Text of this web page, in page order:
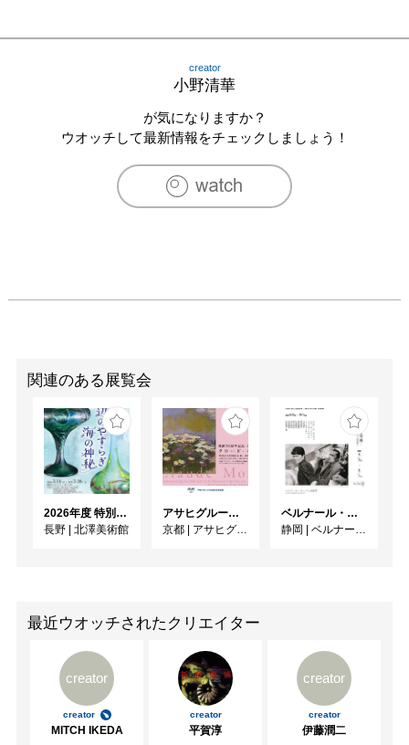
creator
小野清華
が気になりますか？
ウオッチして最新情報をチェックしましょう！
関連のある展覧会
2026年度 特別展「ガレとドーム、アール･ヌーヴォーのガラス 水辺のやすらぎ、海の神秘」
長野 | 北澤美術館
アサヒグループ大山崎山荘美術館 開館30周年記念展「没後100年 クロード・モネ」
京都 | アサヒグループ大山崎山荘美術館
ベルナール・ビュフェと写真 ーカメラがとらえたビュフェとその時代、そして21 世紀へ
静岡 | ベルナール・ビュフェ美術館
最近ウオッチされたクリエイター
creator
creator
MITCH IKEDA
creator
平賀淳
creator
creator
伊藤潤二